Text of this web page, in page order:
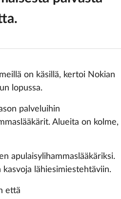
on käsillä, kertoi Nokian
lopussa.
palveluihin
Alueita on kolme,
apulaisylihammaslääkäriksi.
lähiesimiestehtäviin.
että